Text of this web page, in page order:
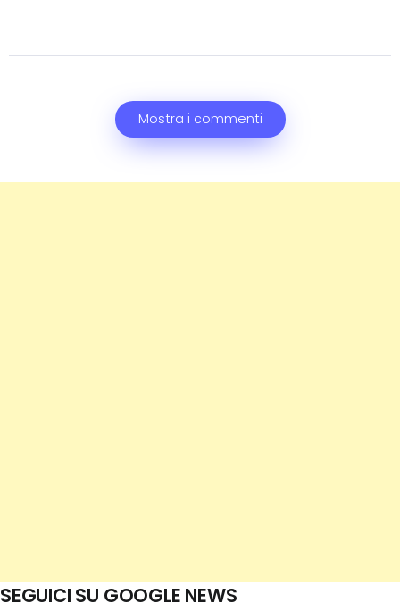
Mostra i commenti
SEGUICI SU GOOGLE NEWS